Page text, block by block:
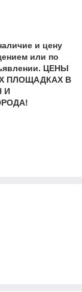
и цену
или по
ЦЕНЫ
ПЛОЩАДКАХ В
И